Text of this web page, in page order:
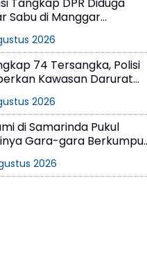
Sabu di Manggar
2026
74 Tersangka, Polisi
Kawasan Darurat
2026
di Samarinda Pukul
Gara-gara Berkumpul
2026